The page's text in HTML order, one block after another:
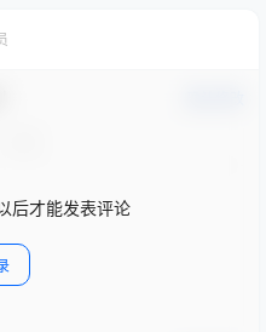
后才能发表评论